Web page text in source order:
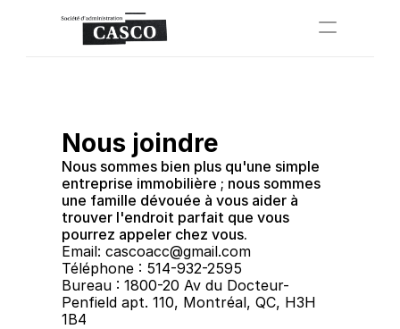
Propriétés
FAQ
Appliquer maintenant
Select Language
Français
Nous joindre
Nous sommes bien plus qu'une simple
entreprise immobilière ; nous sommes
une famille dévouée à vous aider à
trouver l'endroit parfait que vous
pourrez appeler chez vous.
Bureau : 1800-20 Av du Docteur-
Penfield apt. 110, Montréal, QC, H3H
1B4
Téléphone : 514-932-2595
Email: cascoacc@gmail.com